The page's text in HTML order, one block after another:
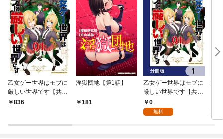
乙女ゲー世界はモブに
厳しい世界です【共和
国編】 ０１
836
淫獄団地【第1話】
181
乙女ゲー世界はモブに
厳しい世界です【共和
国編】【分冊版】 1
0
無料
私
を
版